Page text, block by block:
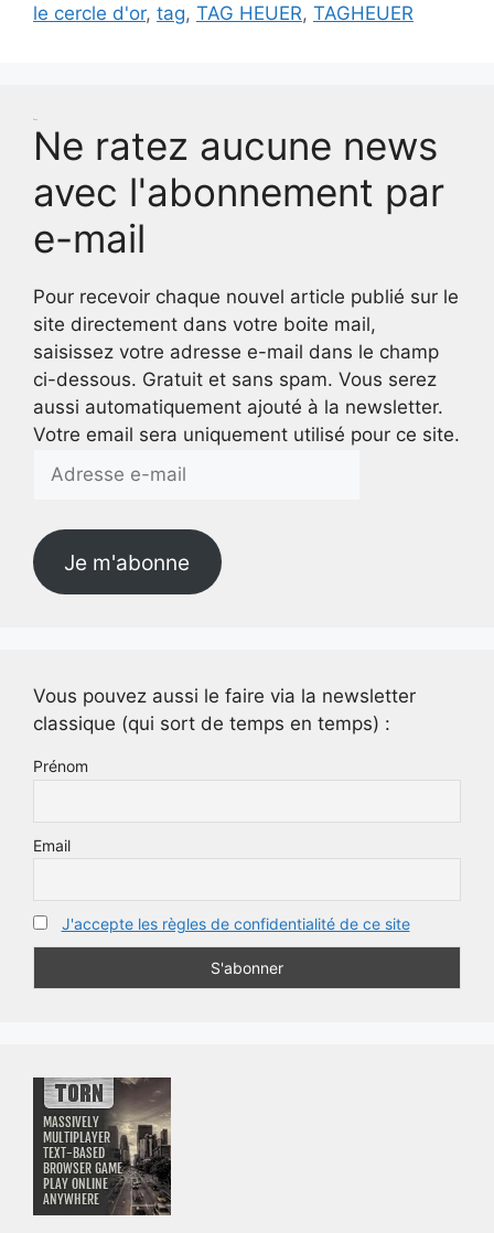
le cercle d'or, tag, TAG HEUER, TAGHEUER
Ne ratez aucune news
avec l'abonnement par
e-mail
Pour recevoir chaque nouvel article publié sur le
site directement dans votre boite mail,
saisissez votre adresse e-mail dans le champ
ci-dessous. Gratuit et sans spam. Vous serez
aussi automatiquement ajouté à la newsletter.
Votre email sera uniquement utilisé pour ce site.
Adresse
Je m'abonne
Vous pouvez aussi le faire via la newsletter
classique (qui sort de temps en temps) :
Prénom
Email
J'accepte les règles de confidentialité de ce site